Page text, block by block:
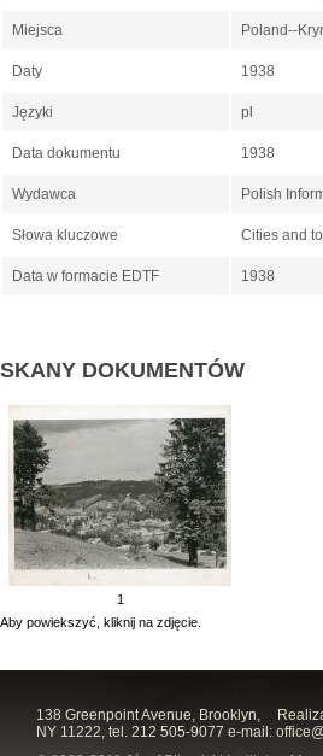
Miejsca Poland--
Daty 1938
Języki pl
Data dokumentu 1938
Wydawca Polish
Słowa kluczowe Cities and
Data w formacie EDTF 1938
SKANY DOKUMENTÓW
1
Aby powiekszyć, kliknij na zdjęcie.
138 Greenpoint Avenue, Brooklyn,
NY 11222, tel. 212 505-9077 e-mail: